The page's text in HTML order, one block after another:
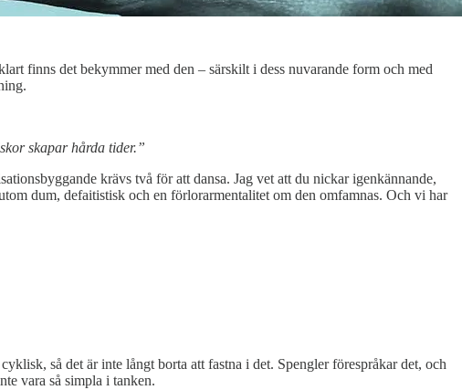
finns det bekymmer med den – särskilt i dess nuvarande form och med
skapar hårda tider.”
krävs två för att dansa. Jag vet att du nickar igenkännande,
dum, defaitistisk och en förlorarmentalitet om den omfamnas. Och vi har
så det är inte långt borta att fastna i det. Spengler förespråkar det, och
vara så simpla i tanken.